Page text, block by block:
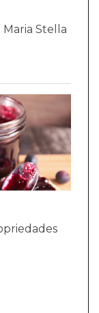
Maria Stella